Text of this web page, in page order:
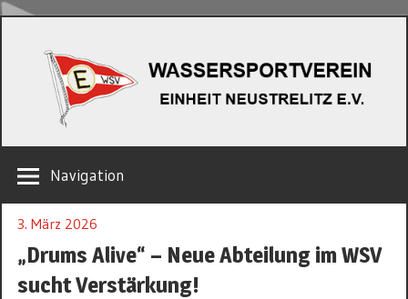
springen
NEUSTRELITZ
E.V.
Navigation
3. März 2026
„Drums Alive“ – Neue Abteilung im WSV
sucht Verstärkung!